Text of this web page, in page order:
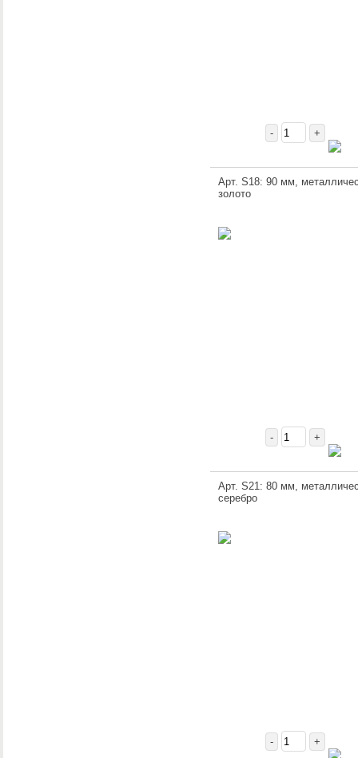
- +
Арт. S18: 90 мм,
золото
- +
Арт. S21: 80 мм,
серебро
- +